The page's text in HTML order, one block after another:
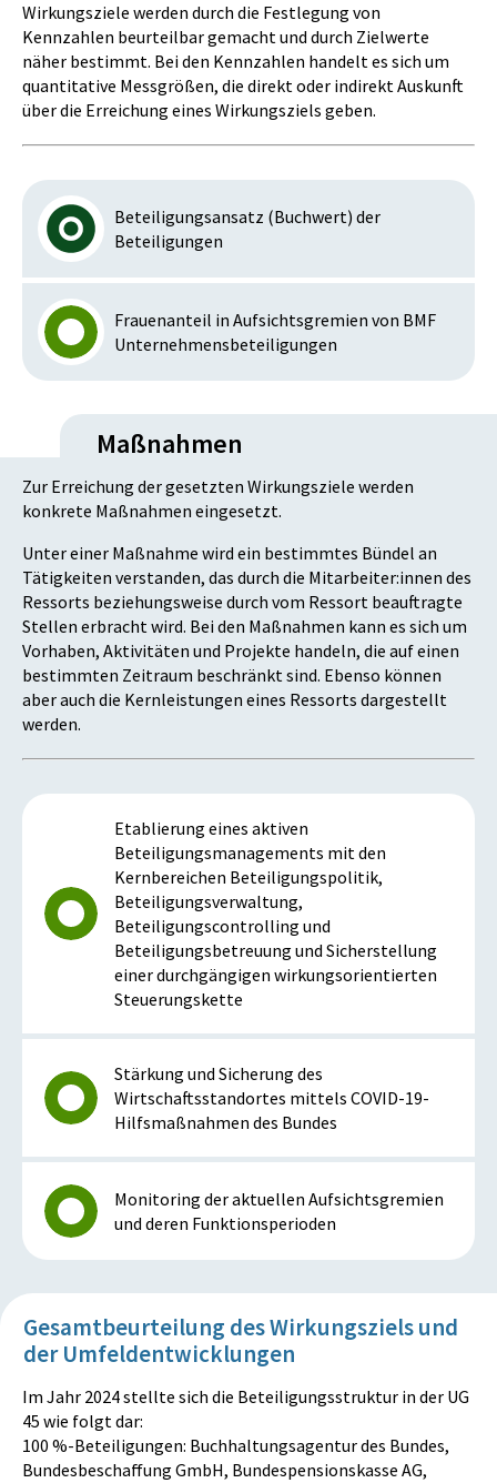
Wirkungsziele werden durch die Festlegung von
Kennzahlen beurteilbar gemacht und durch Zielwerte
näher bestimmt. Bei den Kennzahlen handelt es sich um
quantitative Messgrößen, die direkt oder indirekt Auskunft
über die Erreichung eines Wirkungsziels geben.
Beteiligungsansatz (Buchwert) der
Beteiligungen
Frauenanteil in Aufsichtsgremien von BMF
Unternehmensbeteiligungen
Maßnahmen
Zur Erreichung der gesetzten Wirkungsziele werden
konkrete Maßnahmen eingesetzt.
Unter einer Maßnahme wird ein bestimmtes Bündel an
Tätigkeiten verstanden, das durch die Mitarbeiter:innen des
Ressorts beziehungsweise durch vom Ressort beauftragte
Stellen erbracht wird. Bei den Maßnahmen kann es sich um
Vorhaben, Aktivitäten und Projekte handeln, die auf einen
bestimmten Zeitraum beschränkt sind. Ebenso können
aber auch die Kernleistungen eines Ressorts dargestellt
werden.
Etablierung eines aktiven
Beteiligungsmanagements mit den
Kernbereichen Beteiligungspolitik,
Beteiligungsverwaltung,
Beteiligungscontrolling und
Beteiligungsbetreuung und Sicherstellung
einer durchgängigen wirkungsorientierten
Steuerungskette
Stärkung und Sicherung des
Wirtschaftsstandortes mittels COVID-19-
Hilfsmaßnahmen des Bundes
Monitoring der aktuellen Aufsichtsgremien
und deren Funktionsperioden
Gesamtbeurteilung des Wirkungsziels und
der Umfeldentwicklungen
Im Jahr 2024 stellte sich die Beteiligungsstruktur in der UG
45 wie folgt dar:
100 %-Beteiligungen: Buchhaltungsagentur des Bundes,
Bundesbeschaffung GmbH, Bundespensionskasse AG,